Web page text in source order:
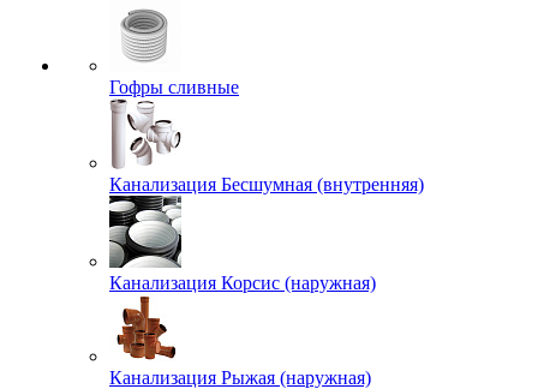
Гофры сливные
Канализация Бесшумная (внутренняя)
Канализация Корсис (наружная)
Канализация Рыжая (наружная)